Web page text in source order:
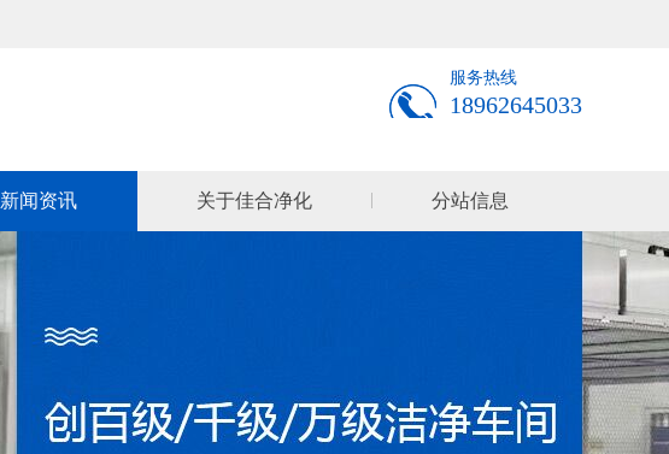
服务热线
18962645033
新闻资讯 关于佳合净化 分站信息